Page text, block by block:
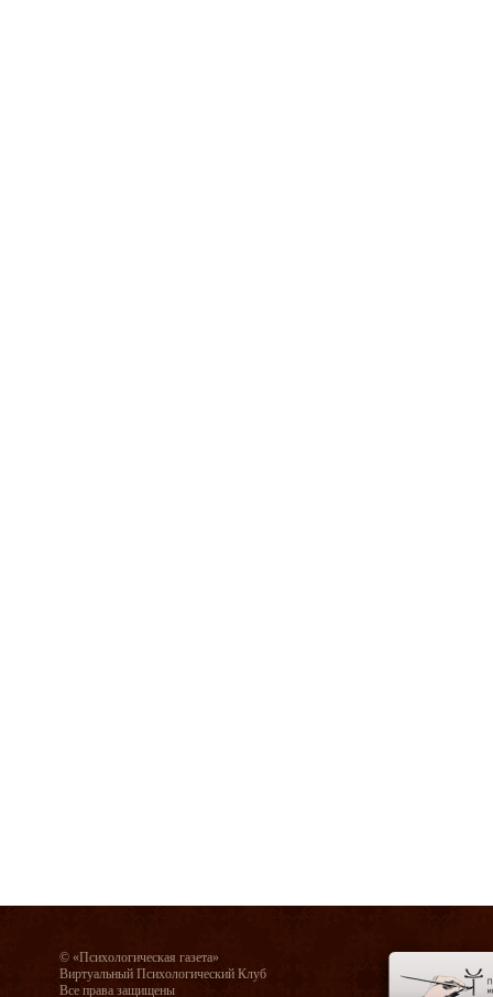
© «Психологическая газета»
Виртуальный Психологический Клуб
Все права защищены